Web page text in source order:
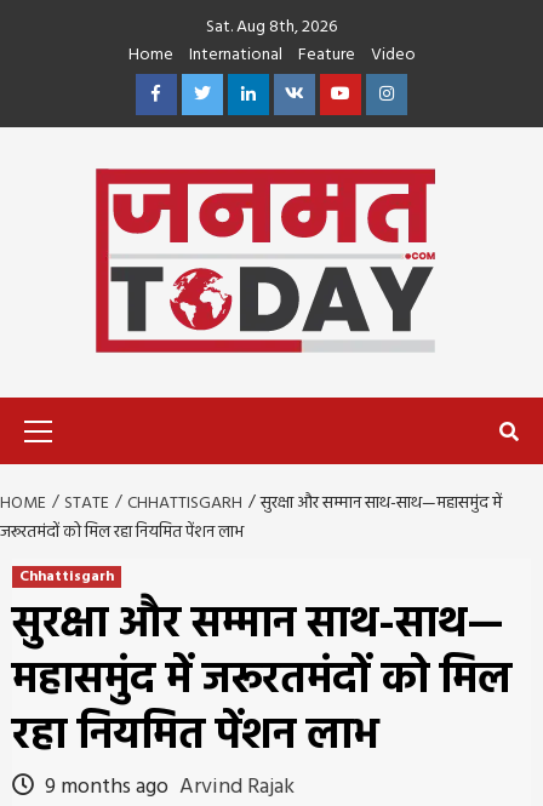
Sat. Aug 8th, 2026
Home
International Feature
Video
FacebookTwitterLinkedin
VK YoutubeInstagram
HOME STATE CHHATTISGARH
सुरक्षा और सम्मान साथ-साथ—महासमुंद में
जरूरतमंदों को मिल रहा नियमित पेंशन लाभ
Chhattisgarh
सुरक्षा और सम्मान साथ-साथ—
महासमुंद में जरूरतमंदों को मिल
रहा नियमित पेंशन लाभ
9 months ago Arvind Rajak